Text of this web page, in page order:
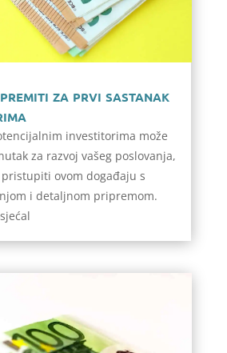
za prvi sastanak
investitorima može
za razvoj vašeg poslovanja,
ovom događaju s
i detaljnom pripremom.